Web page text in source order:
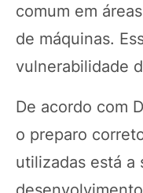
comum em
de máquinas.
vulnerabilidade
De acordo com
o preparo
utilizadas está a